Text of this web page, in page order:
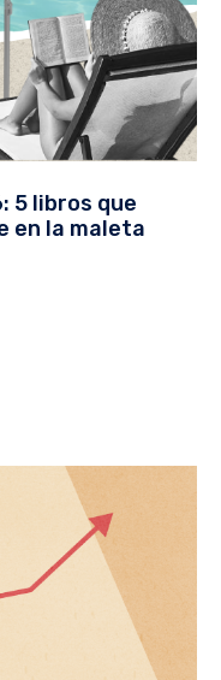
5 libros que
en la maleta